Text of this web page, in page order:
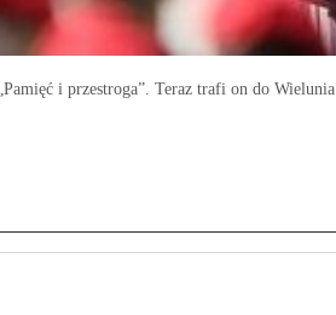
i przestroga”. Teraz trafi on do Wielunia